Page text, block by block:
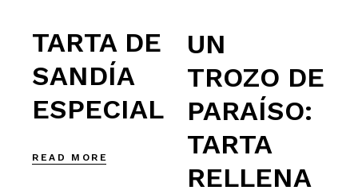
TARTA DE
SANDÍA
ESPECIAL
READ MORE
UN
TROZO DE
PARAÍSO:
TARTA
RELLENA